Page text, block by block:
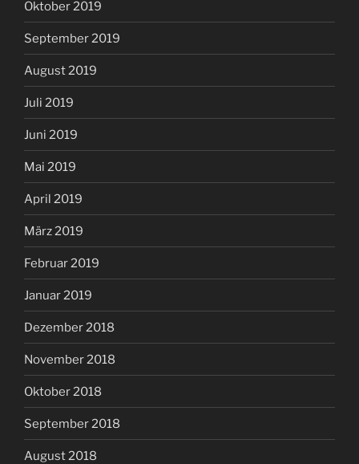
Oktober 2019
September 2019
August 2019
Juli 2019
Juni 2019
Mai 2019
April 2019
März 2019
Februar 2019
Januar 2019
Dezember 2018
November 2018
Oktober 2018
September 2018
August 2018